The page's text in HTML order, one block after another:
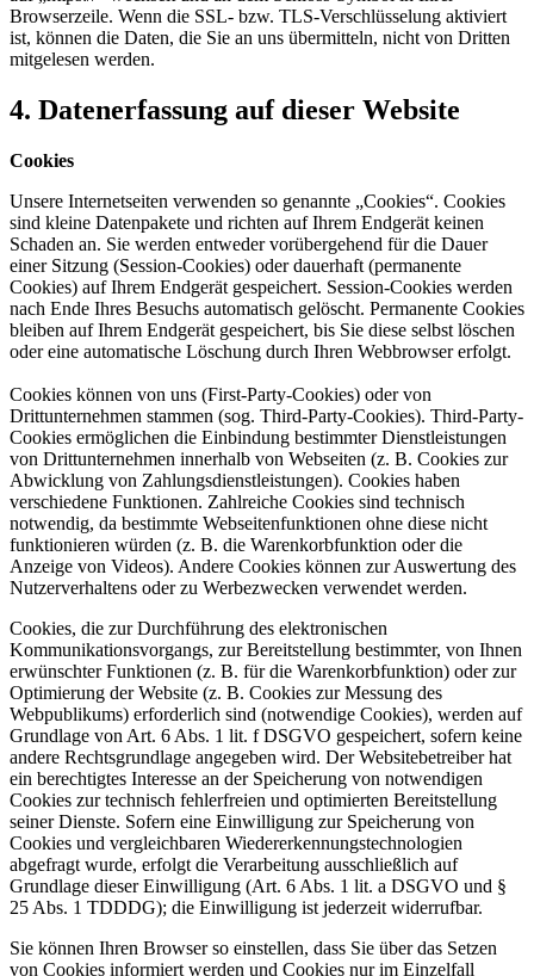
Browserzeile. Wenn die SSL- bzw. TLS-Verschlüsselung aktiviert
ist, können die Daten, die Sie an uns übermitteln, nicht von Dritten
mitgelesen werden.
4. Datenerfassung auf dieser Website
Cookies
Unsere Internetseiten verwenden so genannte „Cookies“. Cookies
sind kleine Datenpakete und richten auf Ihrem Endgerät keinen
Schaden an. Sie werden entweder vorübergehend für die Dauer
einer Sitzung (Session-Cookies) oder dauerhaft (permanente
Cookies) auf Ihrem Endgerät gespeichert. Session-Cookies werden
nach Ende Ihres Besuchs automatisch gelöscht. Permanente Cookies
bleiben auf Ihrem Endgerät gespeichert, bis Sie diese selbst löschen
oder eine automatische Löschung durch Ihren Webbrowser erfolgt.
Cookies können von uns (First-Party-Cookies) oder von
Drittunternehmen stammen (sog. Third-Party-Cookies). Third-Party-
Cookies ermöglichen die Einbindung bestimmter Dienstleistungen
von Drittunternehmen innerhalb von Webseiten (z. B. Cookies zur
Abwicklung von Zahlungsdienstleistungen). Cookies haben
verschiedene Funktionen. Zahlreiche Cookies sind technisch
notwendig, da bestimmte Webseitenfunktionen ohne diese nicht
funktionieren würden (z. B. die Warenkorbfunktion oder die
Anzeige von Videos). Andere Cookies können zur Auswertung des
Nutzerverhaltens oder zu Werbezwecken verwendet werden.
Cookies, die zur Durchführung des elektronischen
Kommunikationsvorgangs, zur Bereitstellung bestimmter, von Ihnen
erwünschter Funktionen (z. B. für die Warenkorbfunktion) oder zur
Optimierung der Website (z. B. Cookies zur Messung des
Webpublikums) erforderlich sind (notwendige Cookies), werden auf
Grundlage von Art. 6 Abs. 1 lit. f DSGVO gespeichert, sofern keine
andere Rechtsgrundlage angegeben wird. Der Websitebetreiber hat
ein berechtigtes Interesse an der Speicherung von notwendigen
Cookies zur technisch fehlerfreien und optimierten Bereitstellung
seiner Dienste. Sofern eine Einwilligung zur Speicherung von
Cookies und vergleichbaren Wiedererkennungstechnologien
abgefragt wurde, erfolgt die Verarbeitung ausschließlich auf
Grundlage dieser Einwilligung (Art. 6 Abs. 1 lit. a DSGVO und §
25 Abs. 1 TDDDG); die Einwilligung ist jederzeit widerrufbar.
Sie können Ihren Browser so einstellen, dass Sie über das Setzen
von Cookies informiert werden und Cookies nur im Einzelfall